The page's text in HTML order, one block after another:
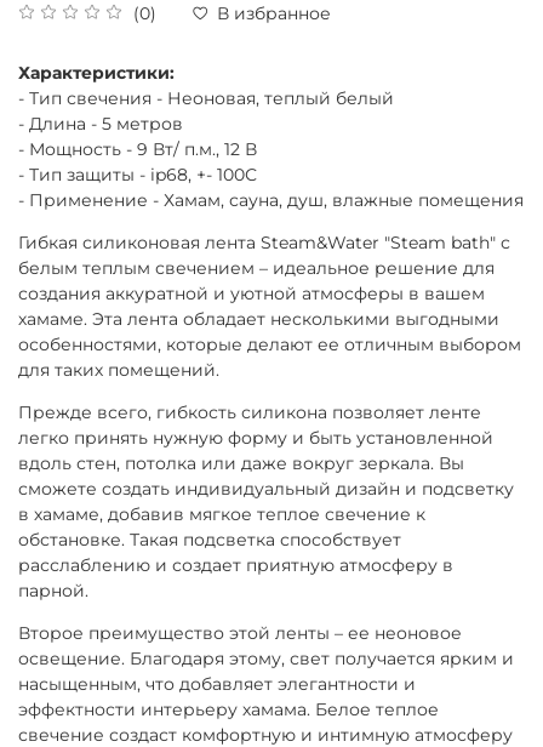
(0) В избранное
Характеристики:
- Тип свечения - Неоновая, теплый белый
- Длина - 5 метров
- Мощность - 9 Вт/ п.м., 12 В
- Тип защиты - ip68, +- 100С
- Применение - Хамам, сауна, душ, влажные помещения
Гибкая силиконовая лента Steam&Water "Steam bath" с
белым теплым свечением – идеальное решение для
создания аккуратной и уютной атмосферы в вашем
хамаме. Эта лента обладает несколькими выгодными
особенностями, которые делают ее отличным выбором
для таких помещений.
Прежде всего, гибкость силикона позволяет ленте
легко принять нужную форму и быть установленной
вдоль стен, потолка или даже вокруг зеркала. Вы
сможете создать индивидуальный дизайн и подсветку
в хамаме, добавив мягкое теплое свечение к
обстановке. Такая подсветка способствует
расслаблению и создает приятную атмосферу в
парной.
Второе преимущество этой ленты – ее неоновое
освещение. Благодаря этому, свет получается ярким и
насыщенным, что добавляет элегантности и
эффектности интерьеру хамама. Белое теплое
свечение создаст комфортную и интимную атмосферу